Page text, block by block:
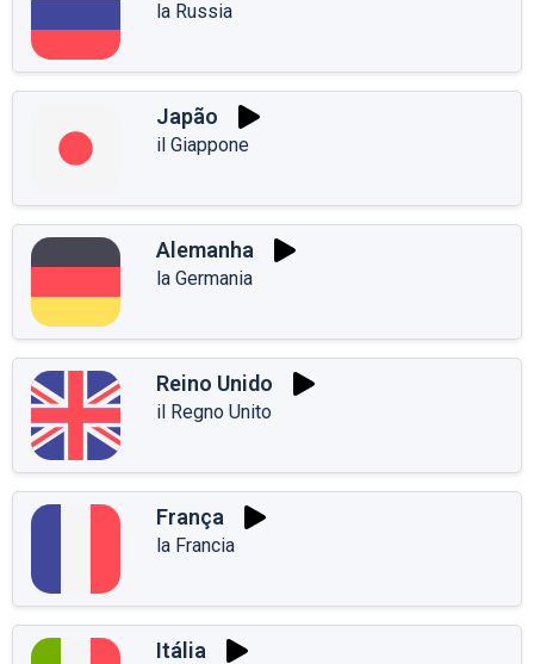
la Russia
Japão
il Giappone
Alemanha
la Germania
Reino Unido
il Regno Unito
França
la Francia
Itália